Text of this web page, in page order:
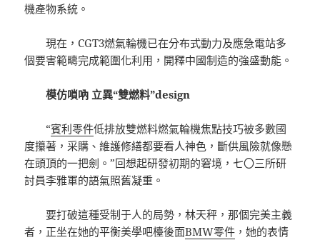
機產物系統。
現在，CGT3燃氣輪機已在分布式動力及應急電站多
個要害範疇完成範圍化利用，開釋中國制造的強盛動能。
模仿嗩吶 立異“雙燃料”design
“賓利零件低排放雙燃料燃氣輪機焦點技巧被多數國
度攥著，采購、維護修繕都要看人神色，斷供風險就像懸
在頭頂的一把劍。”回想起研發初期的窘境，七〇三所研
討員李雅軍的語氣照舊凝重。
要打破這種受制于人的局勢，林天秤，那個完美主義
者，正坐在她的平衡美學吧檯後面BMW零件 ，她的表情